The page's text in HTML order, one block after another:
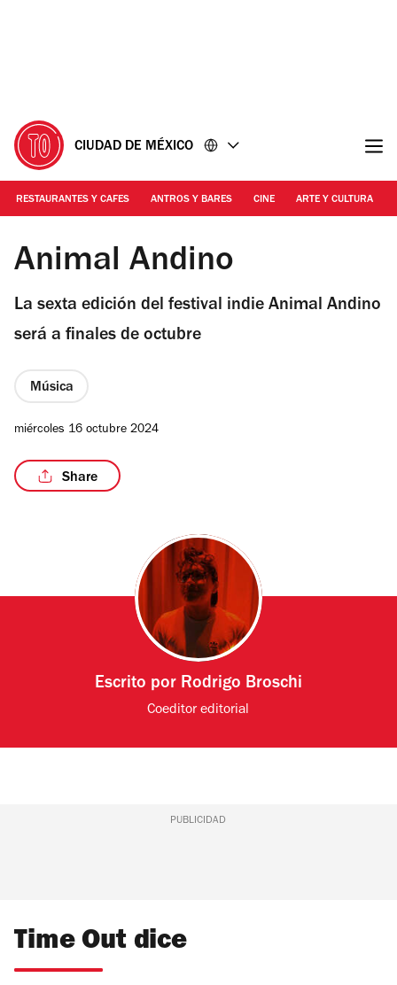
CIUDAD DE MÉXICO
RESTAURANTES Y CAFES ANTROS Y BARES CINE ARTE Y CULTURA
Foto: Cortesía
Animal Andino
La sexta edición del festival indie Animal Andino
será a finales de octubre
Música
miércoles 16 octubre 2024
Share
Escrito por Rodrigo Broschi
Coeditor editorial
PUBLICIDAD
Time Out dice